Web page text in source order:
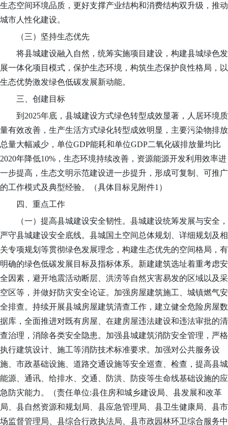
生态空间环境品质，更好支撑产业结构和消费结构双升级，推动
城市人性化建设。
（三）坚持生态优先
将县城建设融入自然，统筹实施项目建设，构建县城绿色发
展一体化项目模式，保护生态环境，构筑生态保护良性格局，以
生态优势激发绿色低碳发展新动能。
三、创建目标
到 2025年底，县城建设方式绿色转型成效显著，人居环境质
量有效改善，生产生活方式绿化转型成效明显，主要污染物排放
总量大幅减少，单位GDP能耗和单位GDP二氧化碳排放量均比
2020年降低10%，生态环境持续改善，资源能源开发利用效率进
一步提高，生态文明示范建设进一步提升，形成可复制、可推广
的工作模式及典型经验。（具体目标见附件1）
四、重点工作
（一）提高县城建设安全韧性。 县城建设统筹发展与安全，
严守县城建设安全底线。 县城国土空间总体规划、详细规划及相
关专项规划等贯彻绿色发展理念，构建生态优先的空间格局，有
明确的绿色低碳发展目标及指标体系。 新建建筑选址着重考虑安
全因素，避开地震活动断层、洪涝等自然灾害易发的区域以及采
空区等，并做好防灾安全论证。加强房屋建筑施工、城镇燃气安
全排查。持续开展县城房屋建筑清查工作，建立健全危险房屋数
据库，全面推进对既有房屋、在建房屋违法建设和违法审批的清
查治理，消除各类安全隐患。加强县城建筑消防安全管理，严格
执行建筑设计、施工等消防技术标准要求。加强对公共服务设
施、市政基础设施、道路交通设施等安全巡查、检查，提高县城
能源、通讯、给排水、交通、防洪、防疫等生命线基础设施的应
急防灾能力。
（责任单位:县住房和城乡建设局、县发展和改革
局、县自然资源和规划局、县应急管理局 、县卫生健康局、县市
场监督管理局、县综合行政执法局、县市政园林环卫综合服务中